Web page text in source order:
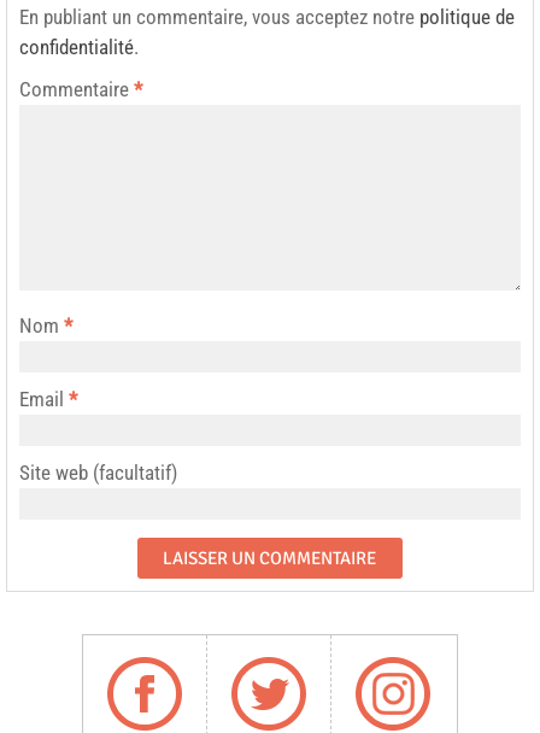
En publiant un commentaire, vous acceptez notre politique de
confidentialité.
Commentaire *
Nom *
Email *
Site web (facultatif)